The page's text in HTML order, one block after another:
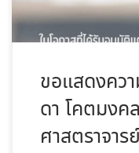
ขอแสดงคว
ดา โคตมงค
ศาสตราจาร